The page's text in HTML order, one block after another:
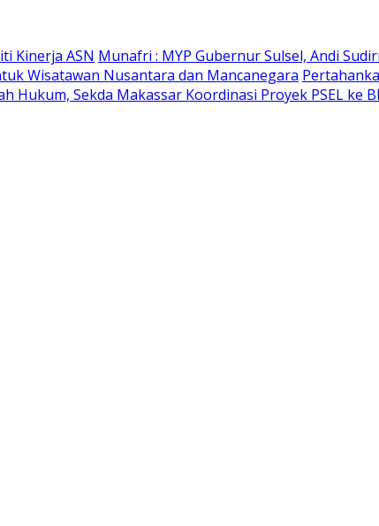
Kinerja ASN Munafri : MYP Gubernur Sulsel, Andi
Wisatawan Nusantara dan Mancanegara
Hukum, Sekda Makassar Koordinasi Proyek PSEL ke